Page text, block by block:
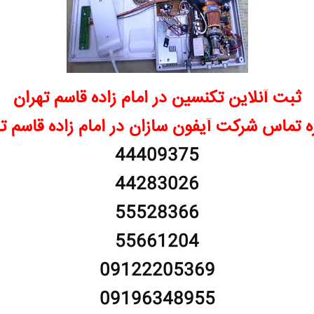
ثبت آنلاین تکنسین در امام زاده قاسم تهران
تماس شرکت آیفون سازان در امام زاده قاسم
44409375
44283026
55528366
55661204
09122205369
09196348955